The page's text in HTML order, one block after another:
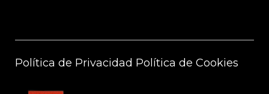
Política de Privacidad Política de Cookies